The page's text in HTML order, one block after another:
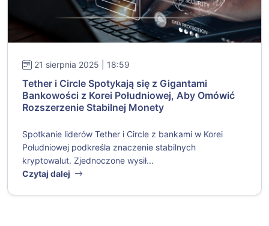
21 sierpnia 2025 | 18:59
Tether i Circle Spotykają się z Gigantami
Bankowości z Korei Południowej, Aby Omówić
Rozszerzenie Stabilnej Monety
Spotkanie liderów Tether i Circle z bankami w Korei
Południowej podkreśla znaczenie stabilnych
kryptowalut. Zjednoczone wysił...
Czytaj dalej